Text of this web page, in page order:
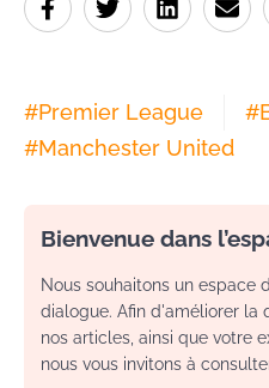
#Premier League #
#Manchester United
Bienvenue dans
Nous souhaitons un espace
dialogue. Afin d'améliorer la
nos articles, ainsi que votre
nous vous invitons à